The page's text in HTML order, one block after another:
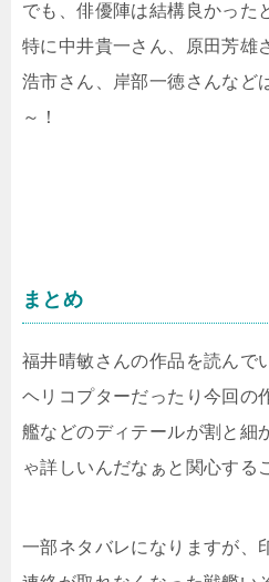
でも、俳優陣は結構良かった
特に中井貴一さん、原田芳雄
浩市さん、岸部一徳さんなど
～！
まとめ
福井晴敏さんの作品を読んで
ヘリコプターだったり今回の
艦などのディテールが割と細
ゃ詳しいんだなぁと関心する
一部ネタバレになりますが、